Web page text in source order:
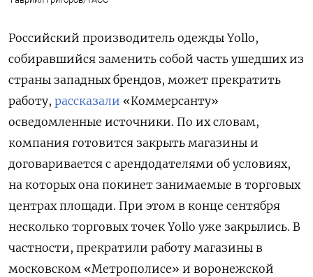
Российский производитель одежды Yollo,
собиравшийся заменить собой часть ушедших из
страны западных брендов, может прекратить
работу, рассказали «Коммерсанту»
осведомленные источники. По их словам,
компания готовится закрыть магазины и
договаривается с арендодателями об условиях,
на которых она покинет занимаемые в торговых
центрах площади. При этом в конце сентября
несколько торговых точек Yollo уже закрылись. В
частности, прекратили работу магазины в
московском «Метрополисе» и воронежской